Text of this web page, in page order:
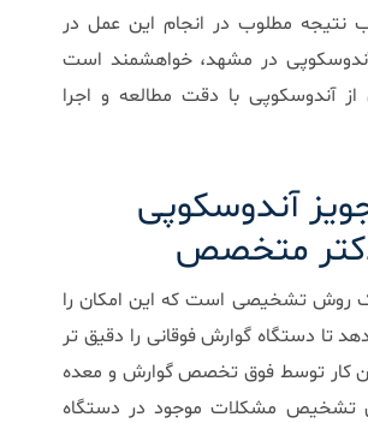
نتیجه مطلوب در انجام این عمل در
در مشهد، خواهشمند است
از آندوسکوپی با دقت مطالعه و اجرا
آندوسکوپی
متخصص
روش تشخیصی است که این امکان را
تا دستگاه گوارش فوقانی را دقیق تر
کار توسط فوق تخصص گوارش و معده
تشخیص مشکلات موجود در دستگاه